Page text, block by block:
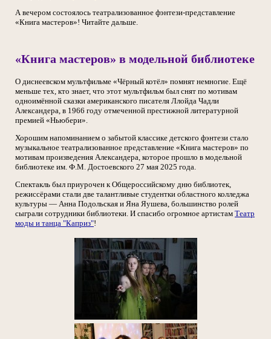
А вечером состоялось театрализованное фэнтези-представление
«Книга мастеров»! Читайте дальше.
«Книга мастеров» в модельной библиотеке
О диснеевском мультфильме «Чёрный котёл» помнят немногие. Ещё
меньше тех, кто знает, что этот мультфильм был снят по мотивам
одноимённой сказки американского писателя Ллойда Чадли
Александера, в 1966 году отмеченной престижной литературной
премией «Ньюбери».
Хорошим напоминанием о забытой классике детского фэнтези стало
музыкальное театрализованное представление «Книга мастеров» по
мотивам произведения Александера, которое прошло в модельной
библиотеке им. Ф.М. Достоевского 27 мая 2025 года.
Спектакль был приурочен к Общероссийскому дню библиотек,
режиссёрами стали две талантливые студентки областного колледжа
культуры — Анна Подольская и Яна Яушева, большинство ролей
сыграли сотрудники библиотеки. И спасибо огромное артистам Театр
моды и танца "Каприз"!